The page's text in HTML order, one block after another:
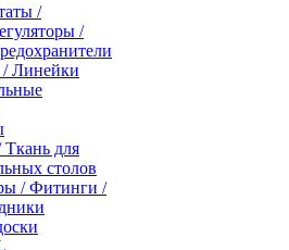
/
/
/ Линейки
для
столов
/ Фитинги /